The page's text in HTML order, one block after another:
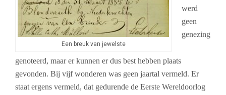
Een breuk van jewelste
werd
geen
genezing
genoteerd, maar er kunnen er dus best hebben plaats
gevonden. Bij vijf wonderen was geen jaartal vermeld. Er
staat ergens vermeld, dat gedurende de Eerste Wereldoorlog